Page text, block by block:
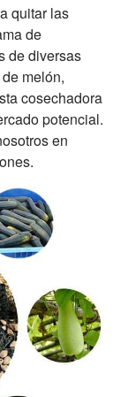
quitar las
de
de diversas
melón,
cosechadora
potencial.
en